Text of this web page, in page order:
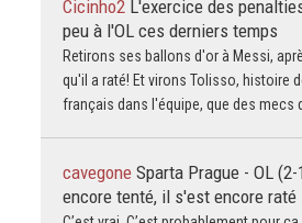
Cicinho2 L'exercice des
peu à l'OL ces derniers temps
Retirons ses ballons d'or à Messi,
qu'il a raté! Et virons Tolisso, histoire
français dans l'équipe, que des mecs
cavegone Sparta Prague - OL
encore tenté, il s'est encore raté